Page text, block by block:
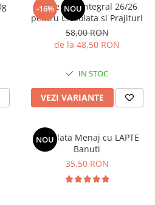
-16% NOU
Lapte Praf Integral 26/26
pentru Ciocolata si Prajituri
58,00 RON
de la 48,50 RON
IN STOC
VEZI VARIANTE
NOU
Ciocolata Menaj cu LAPTE
Banuti
35,50 RON